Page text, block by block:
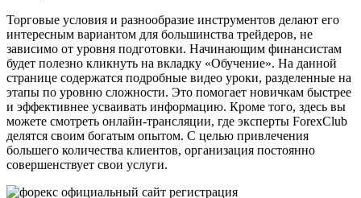
Торговые условия и разнообразие инструментов делают его
интересным вариантом для большинства трейдеров, не
зависимо от уровня подготовки. Начинающим финансистам
будет полезно кликнуть на вкладку «Обучение». На данной
странице содержатся подробные видео уроки, разделенные на
этапы по уровню сложности. Это помогает новичкам быстрее
и эффективнее усваивать информацию. Кроме того, здесь вы
можете смотреть онлайн-трансляции, где эксперты ForexClub
делятся своим богатым опытом. С целью привлечения
большего количества клиентов, организация постоянно
совершенствует свои услуги.